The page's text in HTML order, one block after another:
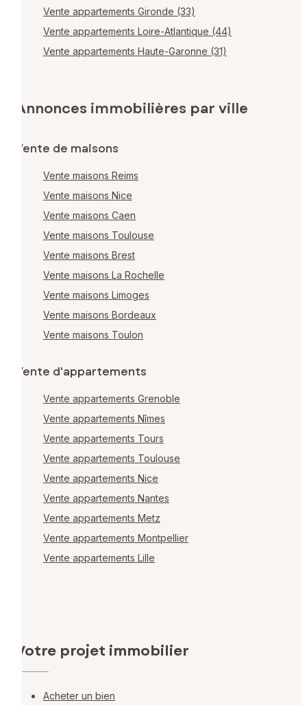
Vente appartements Gironde (33)
Vente appartements Loire-Atlantique (44)
Vente appartements Haute-Garonne (31)
Annonces immobilières par ville
Vente de maisons
Vente maisons Reims
Vente maisons Nice
Vente maisons Caen
Vente maisons Toulouse
Vente maisons Brest
Vente maisons La Rochelle
Vente maisons Limoges
Vente maisons Bordeaux
Vente maisons Toulon
Vente d'appartements
Vente appartements Grenoble
Vente appartements Nîmes
Vente appartements Tours
Vente appartements Toulouse
Vente appartements Nice
Vente appartements Nantes
Vente appartements Metz
Vente appartements Montpellier
Vente appartements Lille
Votre projet immobilier
Acheter un bien